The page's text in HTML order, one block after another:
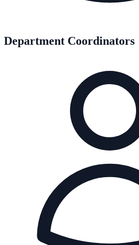
Department Coordinators